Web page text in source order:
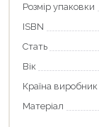
Розмір упаковки
ISBN
Стать
Вік
Країна виробник
Матеріал